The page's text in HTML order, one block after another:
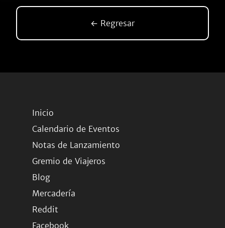
← Regresar
Inicio
Calendario de Eventos
Notas de Lanzamiento
Gremio de Viajeros
Blog
Mercadería
Reddit
Facebook